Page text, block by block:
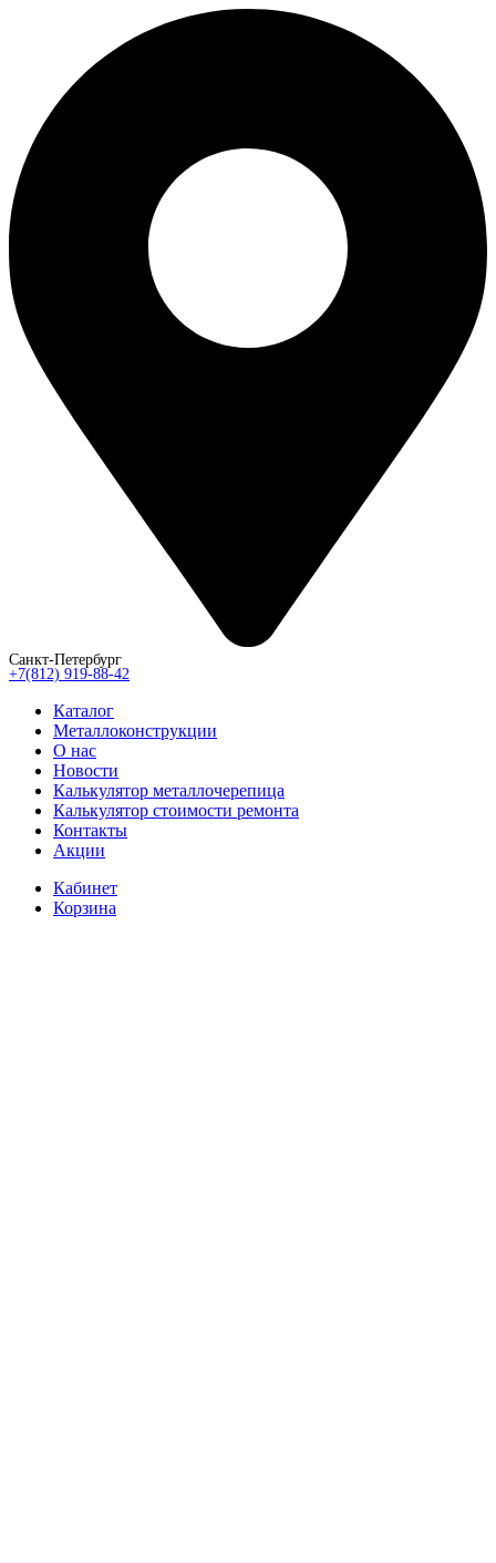
Санкт-Петербург
+7(812) 919-88-42
Каталог
Металлоконструкции
О нас
Новости
Калькулятор металлочерепица
Калькулятор стоимости ремонта
Контакты
Акции
Кабинет
Корзина